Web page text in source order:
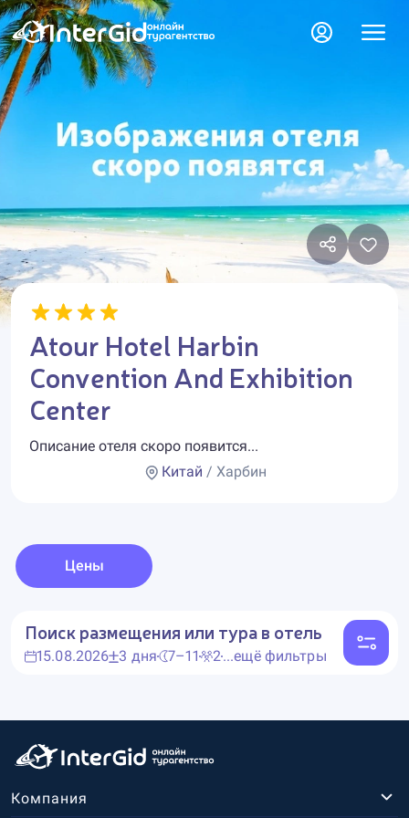
Atour Hotel Harbin
Convention And Exhibition
Center
Описание отеля скоро появится...
Китай / Харбин
Цены
Поиск размещения или тура в отель
15.08.2026 3 дня 7–11 2...ещё фильтры
Компания